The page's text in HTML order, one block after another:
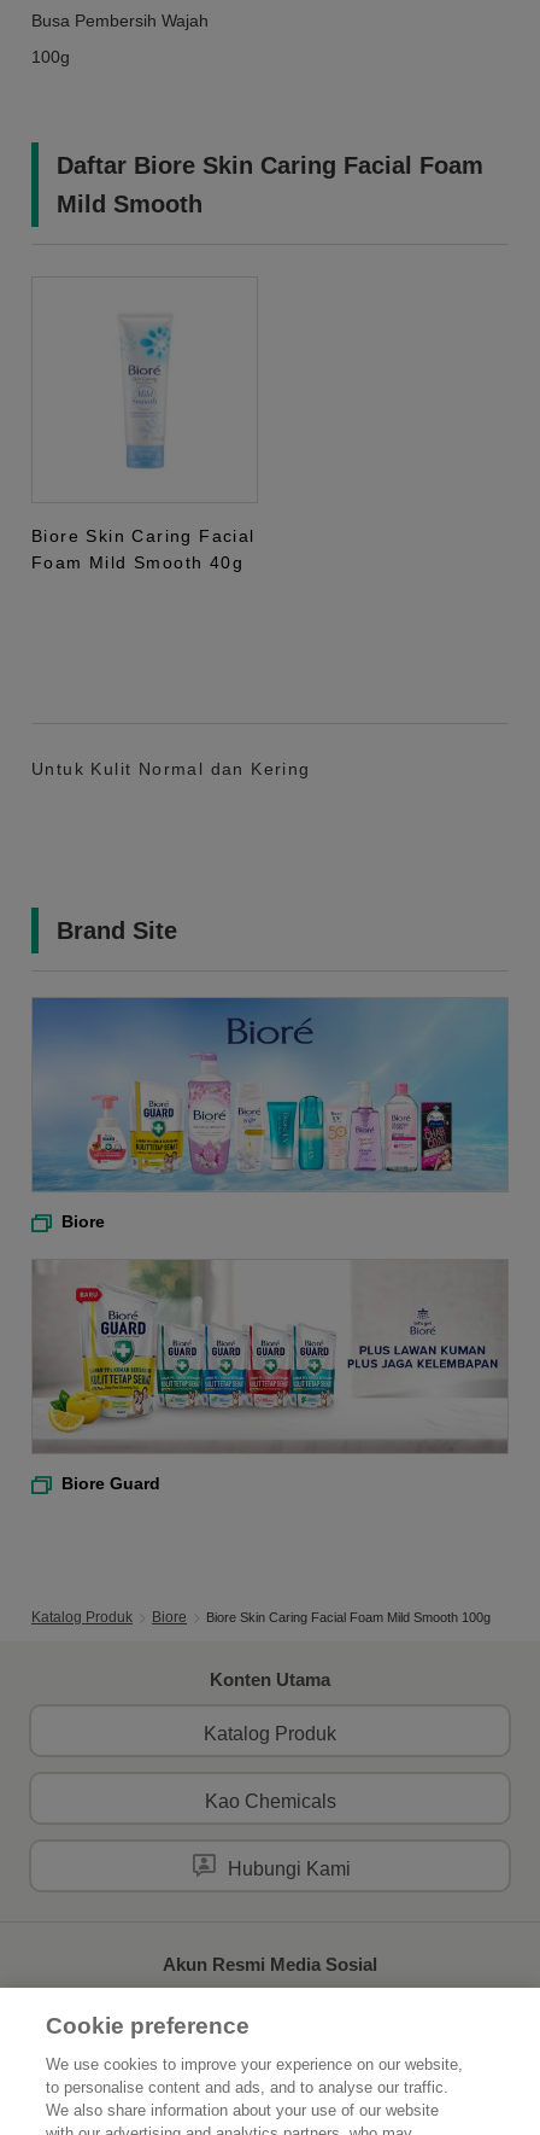
Busa Pembersih Wajah
100g
Daftar Biore Skin Caring Facial Foam
Mild Smooth
Biore Skin Caring Facial
Foam Mild Smooth 40g
Untuk Kulit Normal dan Kering
Brand Site
Biore
Biore Guard
Katalog Produk Biore Biore Skin Caring Facial Foam Mild Smooth 100g
Konten Utama
Katalog Produk
Kao Chemicals
Hubungi Kami
Akun Resmi Media Sosial
Beranda Tentang Kao
Cookie preference
We use cookies to improve your experience on our website,
to personalise content and ads, and to analyse our traffic.
We also share information about your use of our website